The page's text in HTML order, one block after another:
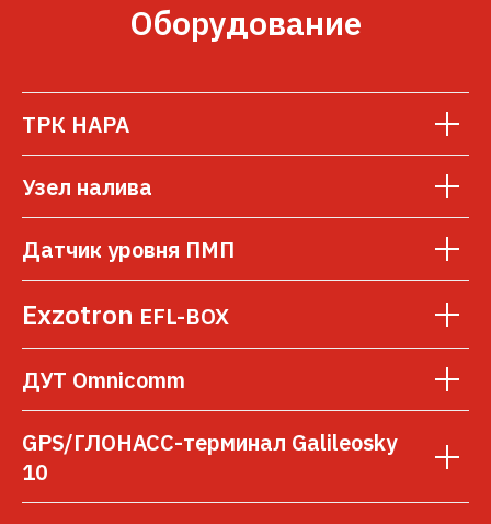
Оборудование
ТРК НАРА
Узел налива
Датчик уровня ПМП
Exzotron EFL-BOX
ДУТ Omnicomm
GPS/ГЛОНАСС-терминал Galileosky
10